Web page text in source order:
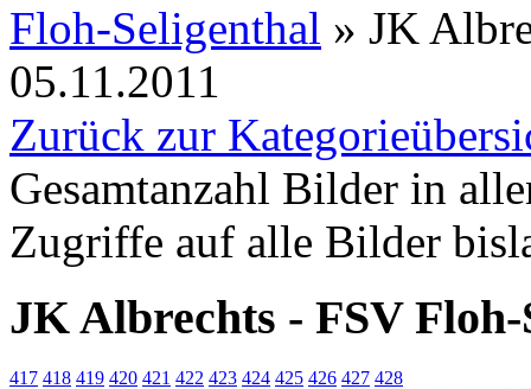
Floh-Seligenthal » JK
05.11.2011
Zurück zur
Gesamtanzahl Bilder in
Zugriffe auf alle Bilder
JK Albrechts - FSV Floh-
417 418 419 420 421 422 423 424 425 426 427 428